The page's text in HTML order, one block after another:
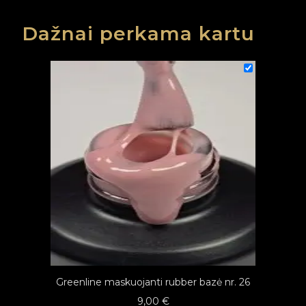
Dažnai perkama kartu
Greenline maskuojanti rubber bazė nr. 26
9,00 €